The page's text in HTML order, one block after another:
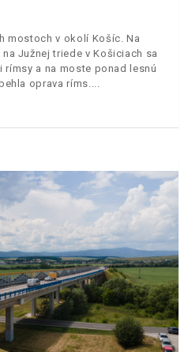
mostoch v okolí Košíc. Na
Južnej triede v Košiciach sa
a na moste ponad lesnú
oprava ríms.